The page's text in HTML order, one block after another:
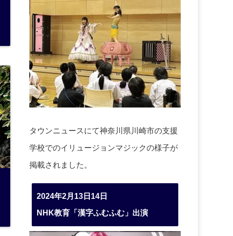
タウンニュースにて神奈川県川崎市の支援
学校でのイリュージョンマジックの様子が
掲載されました。
2024年2月13日14日
NHK教育「漢字ふむふむ」出演